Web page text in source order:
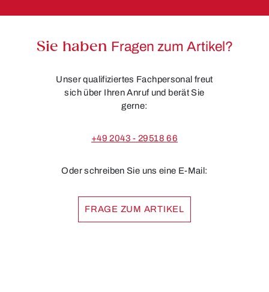
Sie haben Fragen zum Artikel?
Unser qualifiziertes Fachpersonal freut
sich über Ihren Anruf und berät Sie
gerne:
+49 2043 - 29518 66
Oder schreiben Sie uns eine E-Mail:
FRAGE ZUM ARTIKEL